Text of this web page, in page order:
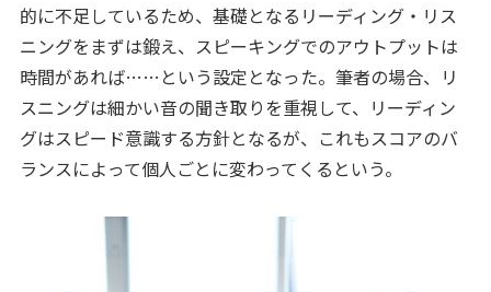
的に不足しているため、基礎となるリーディング・リス
ニングをまずは鍛え、スピーキングでのアウトプットは
時間があれば……という設定となった。筆者の場合、リ
スニングは細かい音の聞き取りを重視して、リーディン
グはスピード意識する方針となるが、これもスコアのバ
ランスによって個人ごとに変わってくるという。